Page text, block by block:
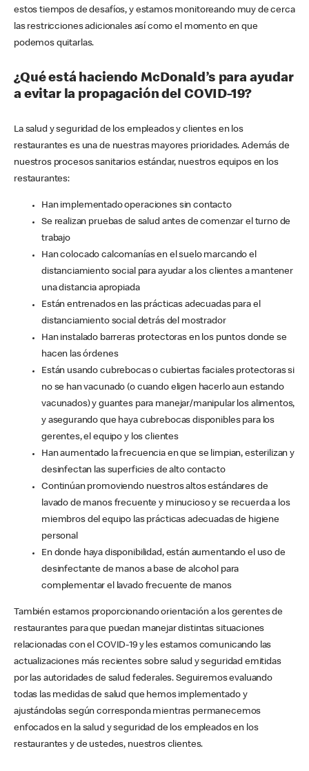
estos tiempos de desafíos, y estamos monitoreando muy de cerca
las restricciones adicionales así como el momento en que
podemos quitarlas.
¿Qué está haciendo McDonald’s para ayudar
a evitar la propagación del COVID-19?
La salud y seguridad de los empleados y clientes en los
restaurantes es una de nuestras mayores prioridades. Además de
nuestros procesos sanitarios estándar, nuestros equipos en los
restaurantes:
Han implementado operaciones sin contacto
Se realizan pruebas de salud antes de comenzar el turno de
trabajo
Han colocado calcomanías en el suelo marcando el
distanciamiento social para ayudar a los clientes a mantener
una distancia apropiada
Están entrenados en las prácticas adecuadas para el
distanciamiento social detrás del mostrador
Han instalado barreras protectoras en los puntos donde se
hacen las órdenes
Están usando cubrebocas o cubiertas faciales protectoras si
no se han vacunado (o cuando eligen hacerlo aun estando
vacunados) y guantes para manejar/manipular los alimentos,
y asegurando que haya cubrebocas disponibles para los
gerentes, el equipo y los clientes
Han aumentado la frecuencia en que se limpian, esterilizan y
desinfectan las superficies de alto contacto
Continúan promoviendo nuestros altos estándares de
lavado de manos frecuente y minucioso y se recuerda a los
miembros del equipo las prácticas adecuadas de higiene
personal
En donde haya disponibilidad, están aumentando el uso de
desinfectante de manos a base de alcohol para
complementar el lavado frecuente de manos
También estamos proporcionando orientación a los gerentes de
restaurantes para que puedan manejar distintas situaciones
relacionadas con el COVID-19 y les estamos comunicando las
actualizaciones más recientes sobre salud y seguridad emitidas
por las autoridades de salud federales. Seguiremos evaluando
todas las medidas de salud que hemos implementado y
ajustándolas según corresponda mientras permanecemos
enfocados en la salud y seguridad de los empleados en los
restaurantes y de ustedes, nuestros clientes.